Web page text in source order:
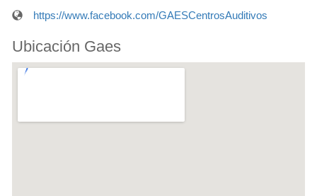
https://www.facebook.com/GAESCentrosAuditivos
Ubicación Gaes